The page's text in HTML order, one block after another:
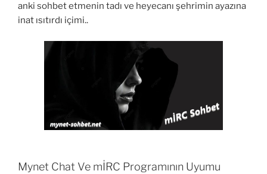
anki sohbet etmenin tadı ve heyecanı şehrimin ayazına
inat ısıtırdı içimi..
Mynet Chat Ve mİRC Programının Uyumu